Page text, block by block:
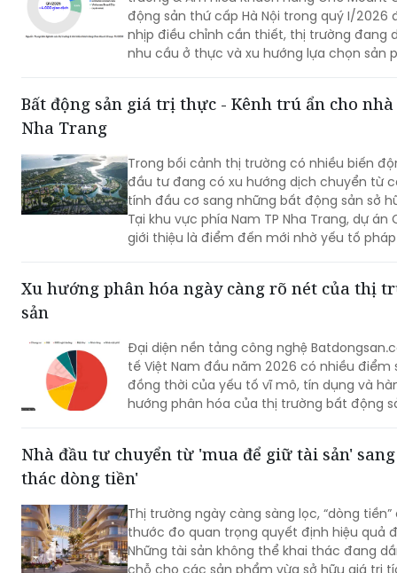
động sản thứ cấp Hà Nội trong quý I/
nhịp điều chỉnh cần thiết, thị trường đang
nhu cầu ở thực và xu hướng lựa chọn sản
Bất động sản giá trị thực - Kênh trú ẩn cho
Nha Trang
Trong bối cảnh thị trường có nhiều biến
đầu tư đang có xu hướng dịch chuyển từ
tính đầu cơ sang những bất động sản sở
Tại khu vực phía Nam TP Nha Trang, dự
giới thiệu là điểm đến mới nhờ yếu tố
Xu hướng phân hóa ngày càng rõ nét của thị
sản
Đại diện nền tảng công nghệ
tế Việt Nam đầu năm 2026 có nhiều điểm
đồng thời của yếu tố vĩ mô, tín dụng và
hướng phân hóa của thị trường bất động
Nhà đầu tư chuyển từ 'mua để giữ tài sản'
thác dòng tiền'
Thị trường ngày càng sàng lọc, “dòng
thước đo quan trọng quyết định hiệu quả
Những tài sản không thể khai thác đang